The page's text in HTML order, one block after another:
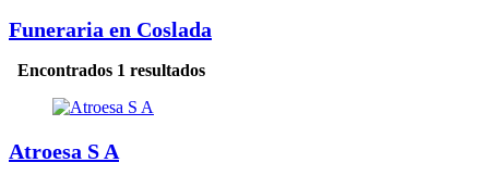
Funeraria en Coslada
Encontrados 1 resultados
Atroesa S A